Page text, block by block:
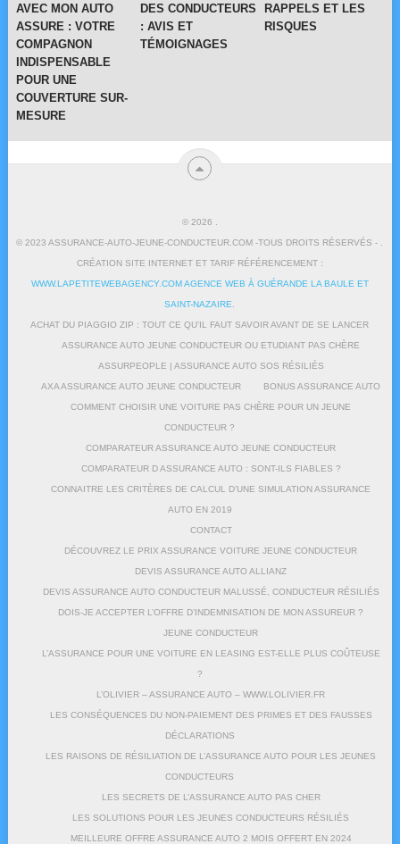
AVEC MON AUTO
ASSURE : VOTRE
COMPAGNON
INDISPENSABLE
POUR UNE
COUVERTURE SUR-
MESURE
DES CONDUCTEURS
: AVIS ET
TÉMOIGNAGES
RAPPELS ET LES
RISQUES
© 2026
© 2023 ASSURANCE-AUTO-JEUNE-CONDUCTEUR.COM -TOUS DROITS RÉSERVÉS - .
CRÉATION SITE INTERNET ET TARIF RÉFÉRENCEMENT :
WWW.LAPETITEWEBAGENCY.COM AGENCE WEB À GUÉRANDE LA BAULE ET
SAINT-NAZAIRE
ACHAT DU PIAGGIO ZIP : TOUT CE QU’IL FAUT SAVOIR AVANT DE SE LANCER
ASSURANCE AUTO JEUNE CONDUCTEUR OU ETUDIANT PAS CHÈRE
ASSURPEOPLE | ASSURANCE AUTO SOS RÉSILIÉS
AXA ASSURANCE AUTO JEUNE CONDUCTEUR BONUS ASSURANCE AUTO
COMMENT CHOISIR UNE VOITURE PAS CHÈRE POUR UN JEUNE
CONDUCTEUR ?
COMPARATEUR ASSURANCE AUTO JEUNE CONDUCTEUR
COMPARATEUR D ASSURANCE AUTO : SONT-ILS FIABLES ?
CONNAITRE LES CRITÈRES DE CALCUL D’UNE SIMULATION ASSURANCE
AUTO EN 2019
CONTACT
DÉCOUVREZ LE PRIX ASSURANCE VOITURE JEUNE CONDUCTEUR
DEVIS ASSURANCE AUTO ALLIANZ
DEVIS ASSURANCE AUTO CONDUCTEUR MALUSSÉ, CONDUCTEUR RÉSILIÉS
DOIS-JE ACCEPTER L’OFFRE D’INDEMNISATION DE MON ASSUREUR ?
JEUNE CONDUCTEUR
L’ASSURANCE POUR UNE VOITURE EN LEASING EST-ELLE PLUS COÛTEUSE
?
L’OLIVIER – ASSURANCE AUTO – WWW.LOLIVIER.FR
LES CONSÉQUENCES DU NON-PAIEMENT DES PRIMES ET DES FAUSSES
DÉCLARATIONS
LES RAISONS DE RÉSILIATION DE L’ASSURANCE AUTO POUR LES JEUNES
CONDUCTEURS
LES SECRETS DE L’ASSURANCE AUTO PAS CHER
LES SOLUTIONS POUR LES JEUNES CONDUCTEURS RÉSILIÉS
MEILLEURE OFFRE ASSURANCE AUTO 2 MOIS OFFERT EN 2024